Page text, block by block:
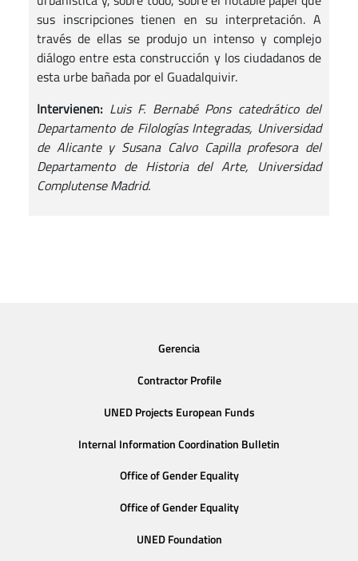
sus inscripciones tienen en su interpretación. A
través de ellas se produjo un intenso y complejo
diálogo entre esta construcción y los ciudadanos de
esta urbe bañada por el Guadalquivir.
Intervienen: Luis F. Bernabé Pons catedrático del
Departamento de Filologías Integradas, Universidad
de Alicante y Susana Calvo Capilla profesora del
Departamento de Historia del Arte, Universidad
Complutense Madrid.
Gerencia
Contractor Profile
UNED Projects European Funds
Internal Information Coordination Bulletin
Office of Gender Equality
Office of Gender Equality
UNED Foundation